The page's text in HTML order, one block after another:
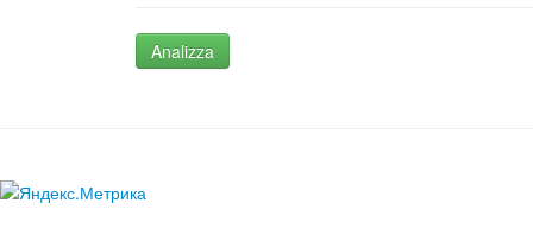
Analizza